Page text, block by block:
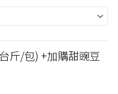
斤/包) +加購甜豌豆